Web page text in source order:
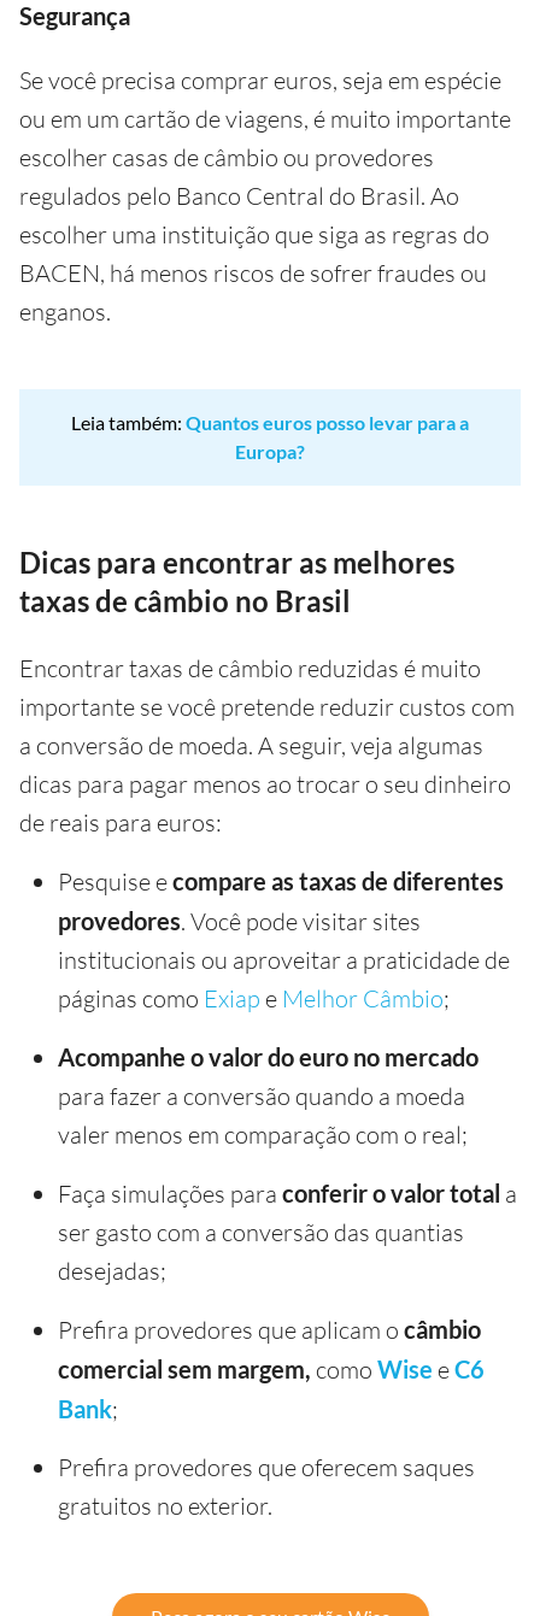
Segurança
Se você precisa comprar euros, seja em espécie
ou em um cartão de viagens, é muito importante
escolher casas de câmbio ou provedores
regulados pelo Banco Central do Brasil. Ao
escolher uma instituição que siga as regras do
BACEN, há menos riscos de sofrer fraudes ou
enganos.
Leia também: Quantos euros posso levar para a
Europa?
Dicas para encontrar as melhores
taxas de câmbio no Brasil
Encontrar taxas de câmbio reduzidas é muito
importante se você pretende reduzir custos com
a conversão de moeda. A seguir, veja algumas
dicas para pagar menos ao trocar o seu dinheiro
de reais para euros:
Pesquise ecompare as taxas de diferentes
provedores. Você pode visitar sites
institucionais ou aproveitar a praticidade de
páginas como Exiap e Melhor Câmbio;
Acompanhe o valor do euro no mercado
para fazer a conversão quando a moeda
valer menos em comparação com o real;
Faça simulações para conferir o valor total a
ser gasto com a conversão das quantias
desejadas;
Prefira provedores que aplicam o câmbio
comercial sem margem, como Wise eC6
Bank;
Prefira provedores que oferecem saques
gratuitos no exterior.